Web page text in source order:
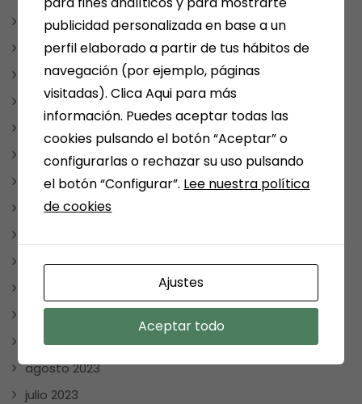
julio 2025
enero 2025
diciembre 2024
noviembre 2024
abril 2024
marzo 2024
febrero 2024
diciembre 2023
octubre 2023
septiembre 2023
agosto 2023
julio 2023
publicidad personalizada en base a un
perfil elaborado a partir de tus hábitos de
navegación (por ejemplo, páginas
visitadas). Clica Aqui para más
información. Puedes aceptar todas las
cookies pulsando el botón “Aceptar” o
configurarlas o rechazar su uso pulsando
el botón “Configurar”. Lee nuestra política
de cookies
Ajustes
Aceptar todo